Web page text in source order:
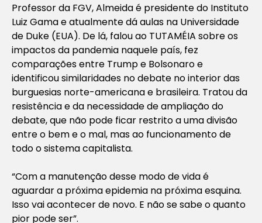
Professor da FGV, Almeida é presidente do Instituto
Luiz Gama e atualmente dá aulas na Universidade
de Duke (EUA). De lá, falou ao TUTAMÉIA sobre os
impactos da pandemia naquele país, fez
comparações entre Trump e Bolsonaro e
identificou similaridades no debate no interior das
burguesias norte-americana e brasileira. Tratou da
resistência e da necessidade de ampliação do
debate, que não pode ficar restrito a uma divisão
entre o bem e o mal, mas ao funcionamento de
todo o sistema capitalista.
“Com a manutenção desse modo de vida é
aguardar a próxima epidemia na próxima esquina.
Isso vai acontecer de novo. E não se sabe o quanto
pior pode ser”.